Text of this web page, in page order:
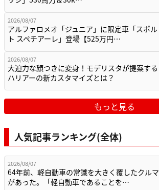
2026/08/07
アルファロメオ「ジュニア」に限定車「スポル
ト スペチアーレ」登場【525万円…
2026/08/07
大迫力な顔つきに変身！モデリスタが提案する
ハリアーの新カスタマイズとは？
もっと見る
人気記事ランキング(全体)
2026/08/07
64年前、軽自動車の常識を大きく覆したクルマ
があった。「軽自動車であることを…